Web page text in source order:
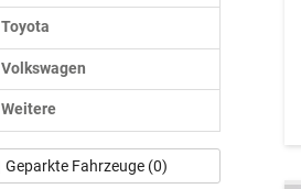
Toyota
Volkswagen
Weitere
Geparkte Fahrzeuge (0)